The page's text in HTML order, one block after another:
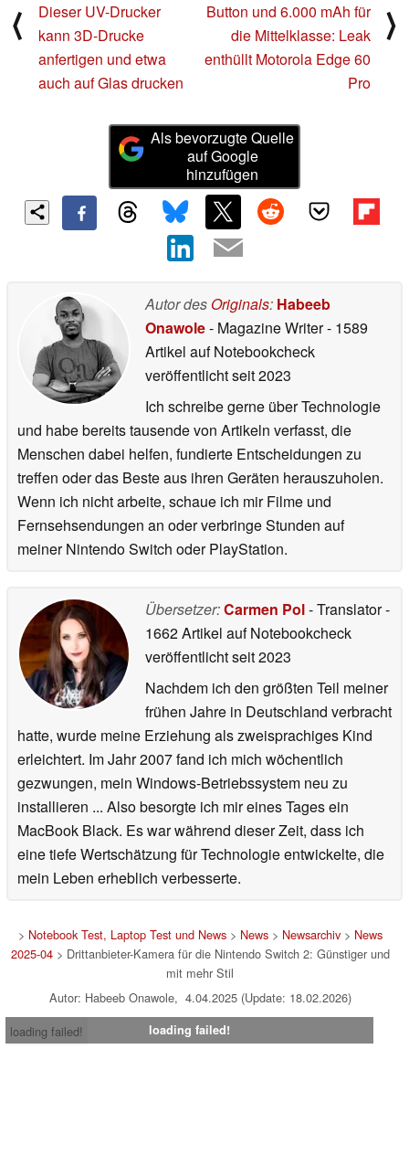
⟨
Dieser UV-Drucker
kann 3D-Drucke
anfertigen und etwa
auch auf Glas drucken
Button und 6.000 mAh für
die Mittelklasse: Leak
enthüllt Motorola Edge 60
Pro
⟩
Als bevorzugte Quelle
auf Google
hinzufügen
Autor des Originals: Habeeb
Onawole- Magazine Writer- 1589
Artikel auf Notebookcheck
veröffentlichtseit 2023
Ich schreibe gerne über Technologie
und habe bereits tausende von Artikeln verfasst, die
Menschen dabei helfen, fundierte Entscheidungen zu
treffen oder das Beste aus ihren Geräten herauszuholen.
Wenn ich nicht arbeite, schaue ich mir Filme und
Fernsehsendungen an oder verbringe Stunden auf
meiner Nintendo Switch oder PlayStation.
Übersetzer:Carmen Pol- Translator-
1662 Artikel auf Notebookcheck
veröffentlichtseit 2023
Nachdem ich den größten Teil meiner
frühen Jahre in Deutschland verbracht
hatte, wurde meine Erziehung als zweisprachiges Kind
erleichtert. Im Jahr 2007 fand ich mich wöchentlich
gezwungen, mein Windows-Betriebssystem neu zu
installieren ... Also besorgte ich mir eines Tages ein
MacBook Black. Es war während dieser Zeit, dass ich
eine tiefe Wertschätzung für Technologie entwickelte, die
mein Leben erheblich verbesserte.
> Notebook Test, Laptop Test und News> News> Newsarchiv> News
2025-04> Drittanbieter-Kamera für die Nintendo Switch 2: Günstiger und
mit mehr Stil
Autor: Habeeb Onawole, 4.04.2025 (Update: 18.02.2026)
loading failed!
loading failed!